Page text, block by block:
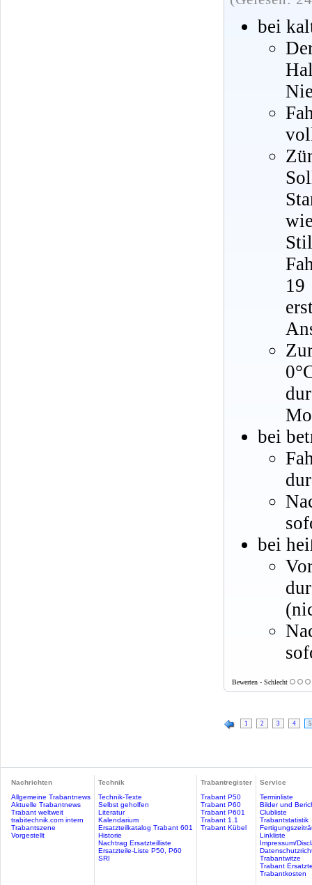
bei
19
bei
bei
Bewerten - Schlecht
1 2 3 4 5
Nachrichten
Allgemeine Trabantnews
Aktuelle Trabantnews
Trabant weltweit
trabitechnik.com intern
Trabantszene
Vorgestellt
Technik
Technik-Texte
Selbst geholfen
Literatur
Kalendarium
Ersatzteilkatalog Trabant 601
Historie
Nachtrag Ersatzteilliste
Ersatzteile-Liste P50, P60
SRI
Trabantregister
Trabant P50
Trabant P60
Trabant P601
Trabant 1.1
Trabant Kübel
Service
Terminliste
Bilder und
Clubliste
Trabantstatistik
Linkliste
Impressum/
Trabantwitze
Trabant
Trabantkosten